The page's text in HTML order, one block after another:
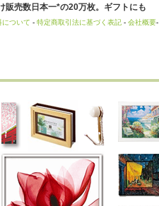
販売数日本一*の20万枚。ギフトにも
について - 特定商取引法に基づく表記 - 会社概要-